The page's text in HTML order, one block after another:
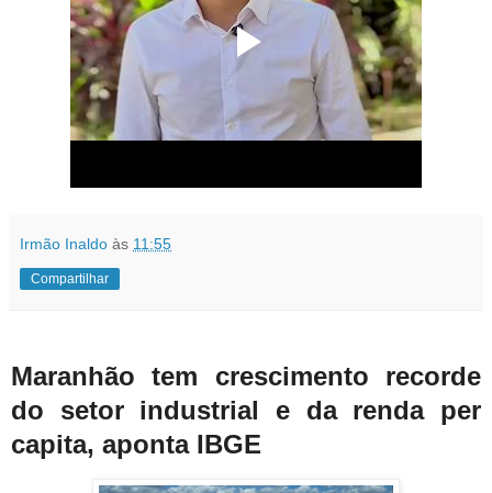
Irmão Inaldo às 11:55
Compartilhar
Maranhão tem crescimento recorde
do setor industrial e da renda per
capita, aponta IBGE